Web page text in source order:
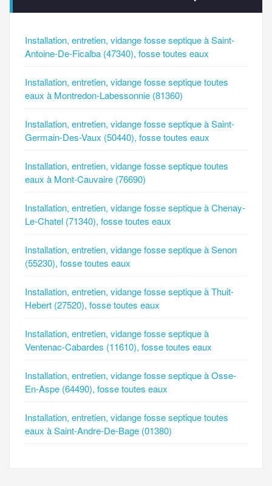
Installation, entretien, vidange fosse septique à Saint-
Antoine-De-Ficalba (47340), fosse toutes eaux
Installation, entretien, vidange fosse septique toutes
eaux à Montredon-Labessonnie (81360)
Installation, entretien, vidange fosse septique à Saint-
Germain-Des-Vaux (50440), fosse toutes eaux
Installation, entretien, vidange fosse septique toutes
eaux à Mont-Cauvaire (76690)
Installation, entretien, vidange fosse septique à Chenay-
Le-Chatel (71340), fosse toutes eaux
Installation, entretien, vidange fosse septique à Senon
(55230), fosse toutes eaux
Installation, entretien, vidange fosse septique à Thuit-
Hebert (27520), fosse toutes eaux
Installation, entretien, vidange fosse septique à
Ventenac-Cabardes (11610), fosse toutes eaux
Installation, entretien, vidange fosse septique à Osse-
En-Aspe (64490), fosse toutes eaux
Installation, entretien, vidange fosse septique toutes
eaux à Saint-Andre-De-Bage (01380)